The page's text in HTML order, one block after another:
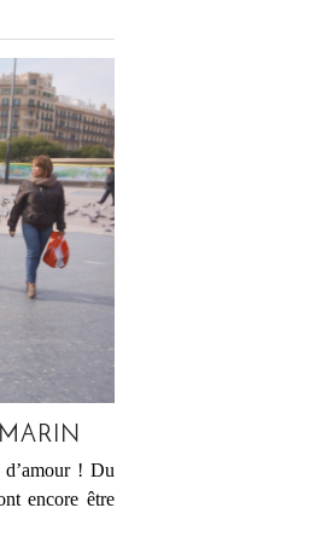
d’amour ! Du
encore être